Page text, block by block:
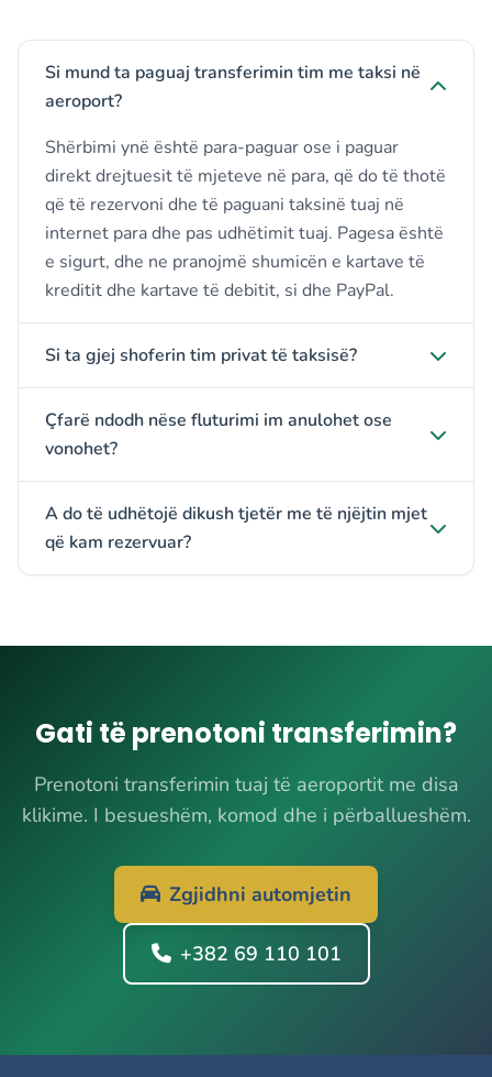
Si mund ta paguaj transferimin tim me taksi në
aeroport?
Shërbimi ynë është para-paguar ose i paguar
direkt drejtuesit të mjeteve në para, që do të thotë
që të rezervoni dhe të paguani taksinë tuaj në
internet para dhe pas udhëtimit tuaj. Pagesa është
e sigurt, dhe ne pranojmë shumicën e kartave të
kreditit dhe kartave të debitit, si dhe PayPal.
Si ta gjej shoferin tim privat të taksisë?
Çfarë ndodh nëse fluturimi im anulohet ose
vonohet?
A do të udhëtojë dikush tjetër me të njëjtin mjet
që kam rezervuar?
Gati të prenotoni transferimin?
Prenotoni transferimin tuaj të aeroportit me disa
klikime. I besueshëm, komod dhe i përballueshëm.
Zgjidhni automjetin
+382 69 110 101